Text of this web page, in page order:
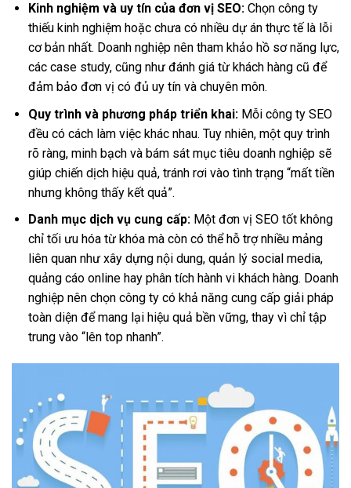
Kinh nghiệm và uy tín của đơn vị SEO:Chọn công ty
thiếu kinh nghiệm hoặc chưa có nhiều dự án thực tế là lỗi
cơ bản nhất. Doanh nghiệp nên tham khảo hồ sơ năng lực,
các case study, cũng như đánh giá từ khách hàng cũ để
đảm bảo đơn vị có đủ uy tín và chuyên môn.
Quy trình và phương pháp triển khai:Mỗi công ty SEO
đều có cách làm việc khác nhau. Tuy nhiên, một quy trình
rõ ràng, minh bạch và bám sát mục tiêu doanh nghiệp sẽ
giúp chiến dịch hiệu quả, tránh rơi vào tình trạng “mất tiền
nhưng không thấy kết quả”.
Danh mục dịch vụ cung cấp:Một đơn vị SEO tốt không
chỉ tối ưu hóa từ khóa mà còn có thể hỗ trợ nhiều mảng
liên quan như xây dựng nội dung, quản lý social media,
quảng cáo online hay phân tích hành vi khách hàng. Doanh
nghiệp nên chọn công ty có khả năng cung cấp giải pháp
toàn diện để mang lại hiệu quả bền vững, thay vì chỉ tập
trung vào “lên top nhanh”.